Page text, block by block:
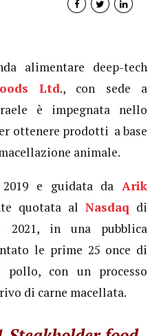
alimentare deep-tech
Ltd., con sede a
è impegnata nello
ottenere prodotti a base
animale.
2019 e guidata da Arik
quotata al Nasdaq di
in una pubblica
le prime 25 once di
pollo, con un processo
di carne macellata.